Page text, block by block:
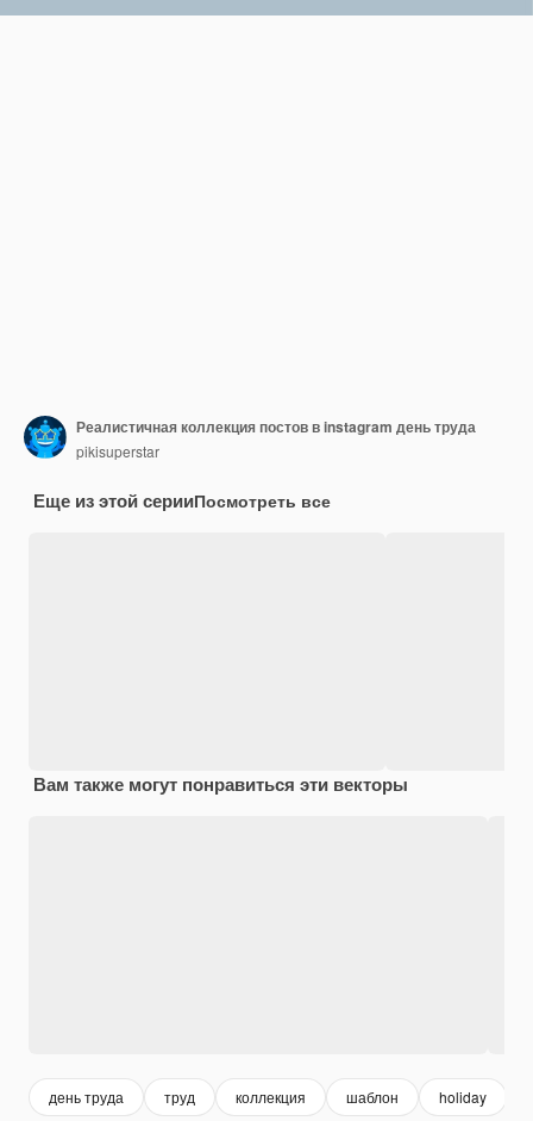
Реалистичная коллекция постов в instagram день труда
pikisuperstar
Еще из этой серииПосмотреть все
Вам также могут понравиться эти векторы
день труда труд коллекция шаблон holiday